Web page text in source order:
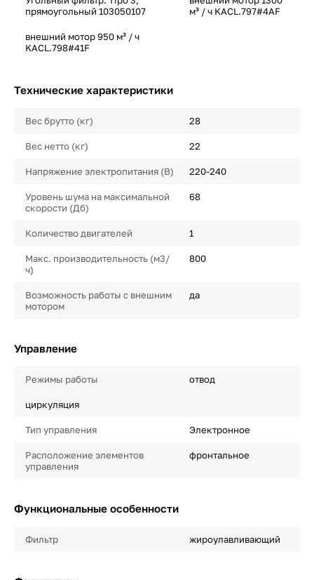
прямоугольный 103050107
м³ / ч KACL.797#4AF
внешний мотор 950 м³ / ч
KACL.798#41F
Технические характеристики
Вес брутто (кг) 28
Вес нетто (кг) 22
Напряжение электропитания (В) 220-240
Уровень шума на максимальной
скорости (Дб)
68
Количество двигателей 1
Макс. производительность (м3/
ч)
800
Возможность работы с внешним
мотором
да
Управление
Режимы работы отвод
циркуляция
Тип управления Электронное
Расположение элементов
управления
фронтальное
Функциональные особенности
Фильтр жироулавливающий